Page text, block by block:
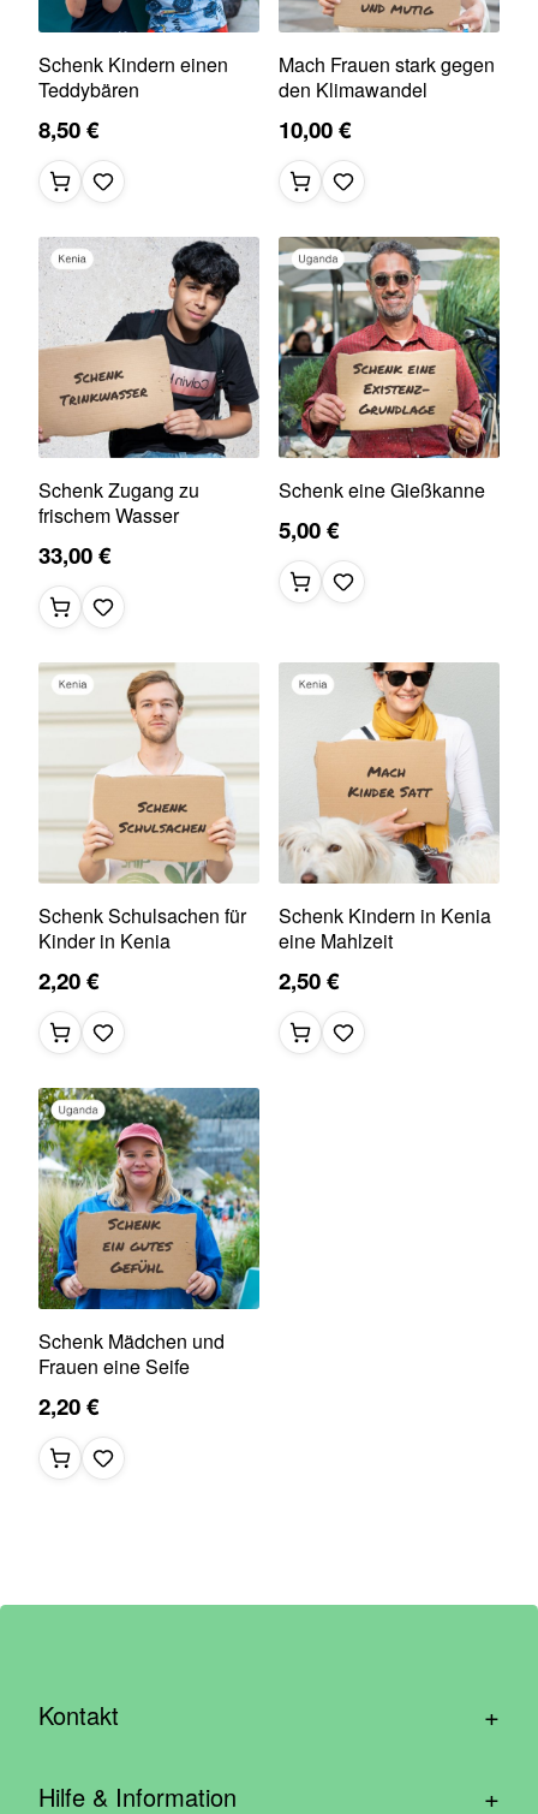
Schenk Kindern einen
Teddybären
8,50 €
Mach Frauen stark gegen
den Klimawandel
10,00 €
Schenk Zugang zu
frischem Wasser
33,00 €
Schenk eine Gießkanne
5,00 €
Schenk Schulsachen für
Kinder in Kenia
2,20 €
Schenk Kindern in Kenia
eine Mahlzeit
2,50 €
Schenk Mädchen und
Frauen eine Seife
2,20 €
Kontakt +
Hilfe & Information +